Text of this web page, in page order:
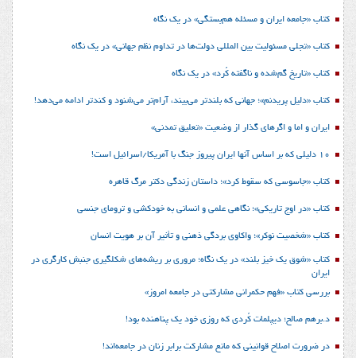
کتاب «جامعه ایران و مسئله هم‌بستگی» در یک نگاه
کتاب «تجلی مسئولیت بین المللی دولت‌ها در تداوم نظم جهانی» در یک نگاه
کتاب «تاریخ گم‌شده و ناگفته کُرد» در یک نگاه
کتاب «دلیل پریدنم»؛ جهانی که بلندتر می‌بیند، آرام‌تر می‌شنود و کندتر ادامه می‌دهد!
ایران و اما و اگرهای گذار از وضعیت «تعلیق تمدنی»
10 دلیلی که بر اساس آنها ایران پیروز جنگ با آمریکا/اسرائیل است!
کتاب «جاسوسی که سقوط کرد»؛ داستان زندگی دکتر مرگ قاهره
کتاب «در اوج تاریکی»؛ نگاهی علمی و انسانی به خودکشی و ترومای جنسی
کتاب «شخصیت نوکر»؛ واکاوی بردگی ذهنی و تأثیر آن بر هویت انسان
کتاب «شوق یک خیز بلند» در یک نگاه؛ مروری بر ریشه‌های شکل‎گیری جنبش کارگری در
ایران
بررسی کتاب «فهم حکمرانی مشارکتی در جامعه امروز»
د.برهم صالح؛ دیپلمات کُردی که روزی خود یک پناهنده بود!
در ضرورت اصلاح قوانینی که مانع مشارکت برابر زنان در جامعه‌اند!